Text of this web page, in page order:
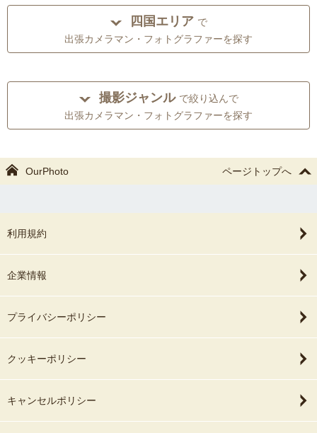
四国エリア で
出張カメラマン・フォトグラファーを探す
撮影ジャンル で絞り込んで
出張カメラマン・フォトグラファーを探す
OurPhoto ページトップへ
利用規約
企業情報
プライバシーポリシー
クッキーポリシー
キャンセルポリシー